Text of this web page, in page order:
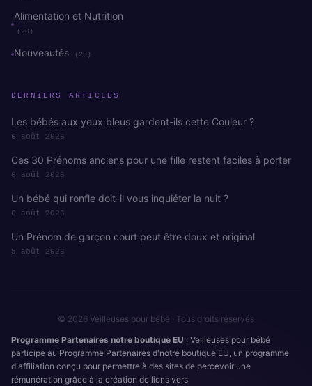
Alimentation et Nutrition
(20)
Nouveautés (29)
DERNIERS ARTICLES
Les bébés aux yeux bleus gardent-ils cette Couleur ?
6 août 2026
Ces 30 Prénoms anciens pour une fille restent faciles à porter
6 août 2026
Un bébé qui ronfle doit-il vous inquiéter la nuit ?
6 août 2026
Un Prénom de garçon court peut être doux et original
5 août 2026
© 2026 Veilleuses pour bébé · Tous droits réservés
Programme Partenaires notre boutique EU : Veilleuses pour bébé
participe au Programme Partenaires d'notre boutique EU, un programme
d'affiliation conçu pour permettre à des sites de percevoir une
rémunération grâce à la création de liens vers